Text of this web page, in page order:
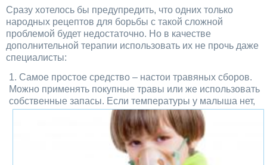
Сразу хотелось бы предупредить, что одних только
народных рецептов для борьбы с такой сложной
проблемой будет недостаточно. Но в качестве
дополнительной терапии использовать их не прочь даже
специалисты:
Самое простое средство – настои травяных сборов.
Можно применять покупные травы или же использовать
собственные запасы. Если температуры у малыша нет,